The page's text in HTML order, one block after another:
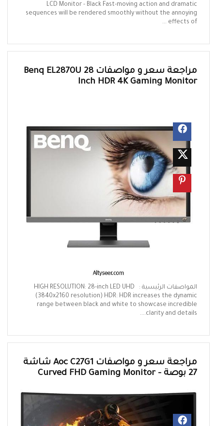
LCD Monitor - Black Fast-moving action and dramatic
sequences will be rendered smoothly without the annoying
effects of ...
مراجعة سعر و مواصفات Benq EL2870U 28
Inch HDR 4K Gaming Monitor
المواصفات الرئيسية : HIGH RESOLUTION: 28-inch LED UHD
(3840x2160 resolution) HDR: HDR increases the dynamic
range between black and white to showcase incredible
clarity and details....
مراجعة سعر و مواصفات Aoc C27G1 شاشة
27 بوصة – Curved FHD Gaming Monitor